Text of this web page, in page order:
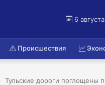
6
Происшествия
Тульские дороги поглощены